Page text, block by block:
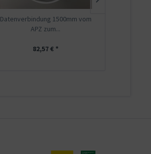
Datenverbindung 1500mm vom
APZ zum...
82,57 € *